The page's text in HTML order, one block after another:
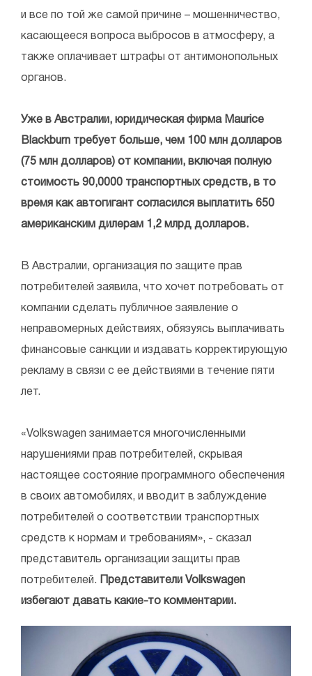
и все по той же самой причине – мошенничество,
касающееся вопроса выбросов в атмосферу, а
также оплачивает штрафы от антимонопольных
органов.
Уже в Австралии, юридическая фирма Maurice
Blackburn требует больше, чем 100 млн долларов
(75 млн долларов) от компании, включая полную
стоимость 90,0000 транспортных средств, в то
время как автогигант согласился выплатить 650
американским дилерам 1,2 млрд долларов.
В Австралии, организация по защите прав
потребителей заявила, что хочет потребовать от
компании сделать публичное заявление о
неправомерных действиях, обязуясь выплачивать
финансовые санкции и издавать корректирующую
рекламу в связи с ее действиями в течение пяти
лет.
«Volkswagen занимается многочисленными
нарушениями прав потребителей, скрывая
настоящее состояние программного обеспечения
в своих автомобилях, и вводит в заблуждение
потребителей о соответствии транспортных
средств к нормам и требованиям», - сказал
представитель организации защиты прав
потребителей. Представители Volkswagen
избегают давать какие-то комментарии.